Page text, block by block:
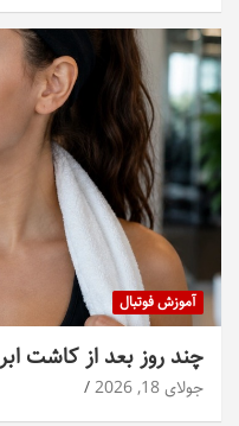
آموزش فوتبال
چند روز بعد از کاشت
جولای 18, 2026